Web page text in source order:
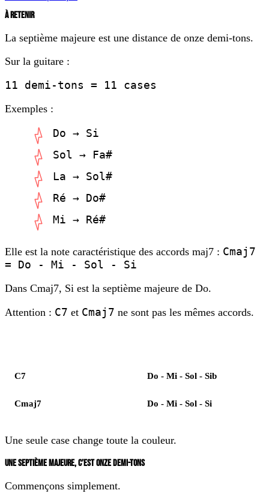
À RETENIR
La septième majeure est une distance de onze demi-tons.
Sur la guitare :
11 demi-tons = 11 cases
Exemples :
Do → Si
Sol → Fa#
La → Sol#
Ré → Do#
Mi → Ré#
Elle est la note caractéristique des accords maj7 : Cmaj7
= Do - Mi - Sol - Si
Dans Cmaj7, Si est la septième majeure de Do.
Attention : C7 et Cmaj7 ne sont pas les mêmes accords.
C7 Do - Mi - Sol - Sib
Cmaj7 Do - Mi - Sol - Si
Une seule case change toute la couleur.
UNE SEPTIÈME MAJEURE, C’EST ONZE DEMI-TONS
Commençons simplement.